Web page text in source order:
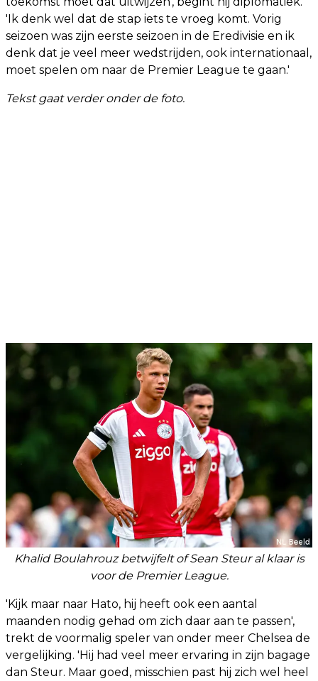
'Ik denk wel dat de stap iets te vroeg komt. Vorig
seizoen was zijn eerste seizoen in de Eredivisie en ik
denk dat je veel meer wedstrijden, ook internationaal,
moet spelen om naar de Premier League te gaan.'
Tekst gaat verder onder de foto.
Khalid Boulahrouz betwijfelt of Sean Steur al klaar is
voor de Premier League.
'Kijk maar naar Hato, hij heeft ook een aantal
maanden nodig gehad om zich daar aan te passen',
trekt de voormalig speler van onder meer Chelsea de
vergelijking. 'Hij had veel meer ervaring in zijn bagage
dan Steur. Maar goed, misschien past hij zich wel heel